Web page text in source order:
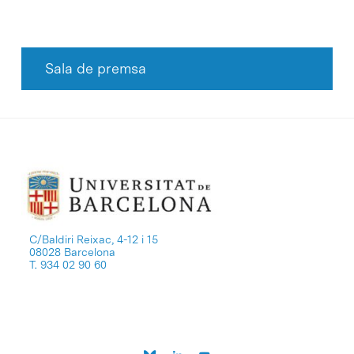
Sala de premsa
C/Baldiri Reixac, 4-12 i 15
08028 Barcelona
T. 934 02 90 60